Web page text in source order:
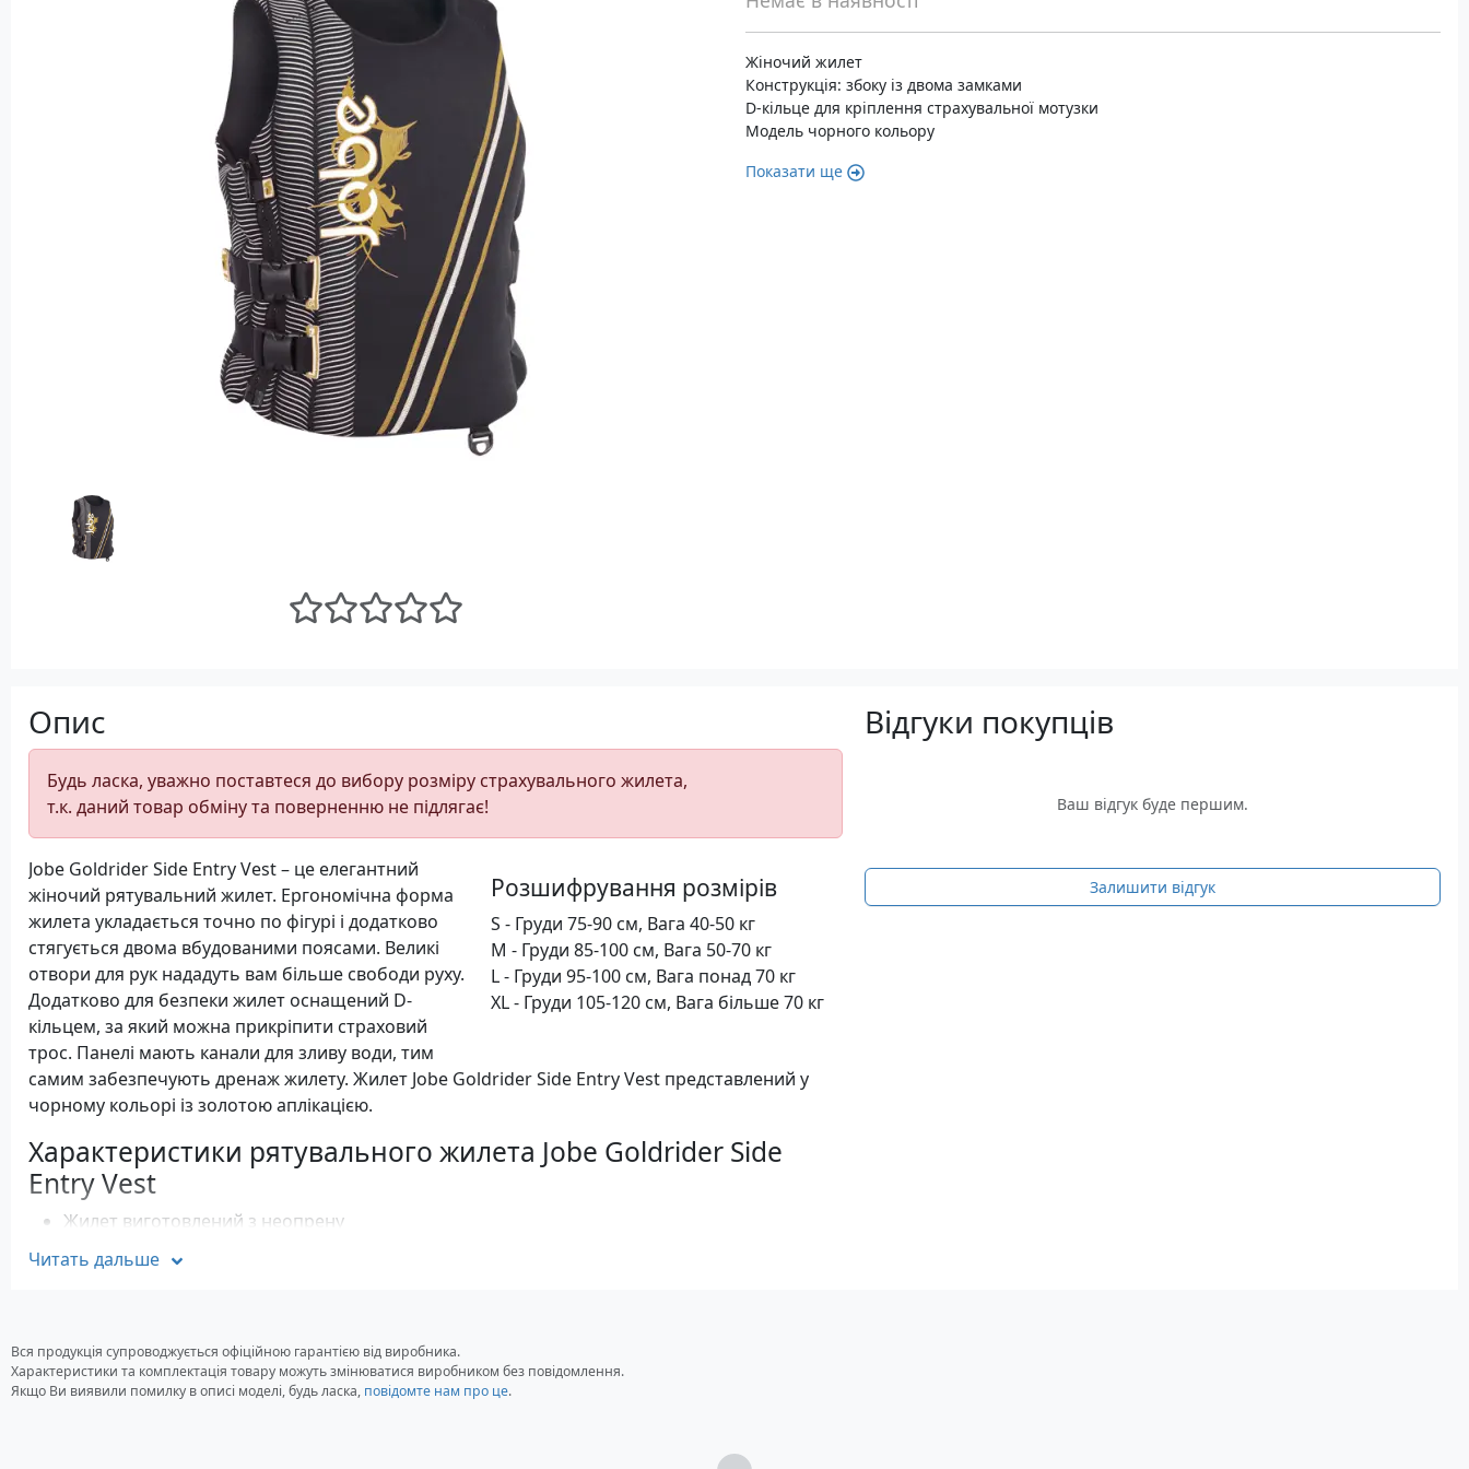
Жіночий жилет
Конструкція: збоку із двома замками
D-кільце для кріплення страхувальної мотузки
Модель чорного кольору
Показати ще
Опис
Будь ласка, уважно поставтеся до вибору розміру страхувального жилета,
т.к. даний товар обміну та поверненню не підлягає!
Розшифрування розмірів
S - Груди 75-90 см, Вага 40-50 кг
M - Груди 85-100 см, Вага 50-70 кг
L - Груди 95-100 см, Вага понад 70 кг
XL - Груди 105-120 см, Вага більше 70 кг
Jobe Goldrider Side Entry Vest – це елегантний
жіночий рятувальний жилет. Ергономічна форма
жилета укладається точно по фігурі і додатково
стягується двома вбудованими поясами. Великі
отвори для рук нададуть вам більше свободи руху.
Додатково для безпеки жилет оснащений D-
кільцем, за який можна прикріпити страховий
трос. Панелі мають канали для зливу води, тим
самим забезпечують дренаж жилету. Жилет Jobe Goldrider Side Entry Vest представлений у
чорному кольорі із золотою аплікацією.
Характеристики рятувального жилета Jobe Goldrider Side
Entry Vest
Жилет виготовлений з неопрену
Комфортна м'яка ПВХ піна
D-кільце для кріплення страхувальної мотузки
2 вбудовані ремені для утяжки по фігурі
Панелі мають канали для зливу води
Читать дальше
Відгуки покупців
Ваш відгук буде першим.
Залишити відгук
Вся продукція супроводжується офіційною гарантією від виробника.
Характеристики та комплектація товару можуть змінюватися виробником без повідомлення.
Якщо Ви виявили помилку в описі моделі, будь ласка, повідомте нам про це.
Загрузка...